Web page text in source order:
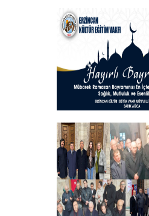
Vakfımızın Geleneksel
+
Hayırlı Bayramlar
+